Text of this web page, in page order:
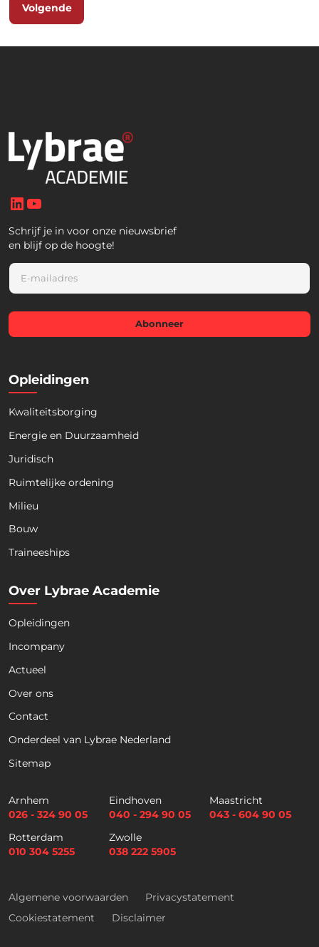
Volgende
LinkedIn
Schrijf je in voor onze nieuwsbrief
en blijf op de hoogte!
E
a
i
*
Abonneer
Opleidingen
Kwaliteitsborging
Energie en Duurzaamheid
Juridisch
Ruimtelijke ordening
Milieu
Bouw
Traineeships
Over Lybrae Academie
Opleidingen
Incompany
Actueel
Over ons
Contact
Onderdeel van Lybrae Nederland
Sitemap
Arnhem
026 - 324 90 05
Eindhoven
040 - 294 90 05
Maastricht
043 - 604 90 05
Rotterdam
010 304 5255
Zwolle
038 222 5905
Algemene voorwaarden
Privacystatement
Cookiestatement
Disclaimer
Naam
Telefoon
m
a
l
*
Selectievakjes *
Hierbij accepteer ik dat ik via dit e-